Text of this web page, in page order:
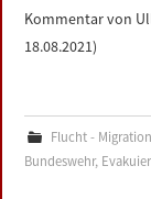
Kommentar von
18.08.2021)
Flucht -
Bundeswehr,